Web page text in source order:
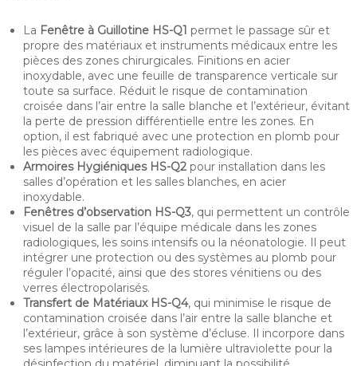
La Fenêtre à Guillotine HS-Q1 permet le passage sûr et
propre des matériaux et instruments médicaux entre les
pièces des zones chirurgicales. Finitions en acier
inoxydable, avec une feuille de transparence verticale sur
toute sa surface. Réduit le risque de contamination
croisée dans l’air entre la salle blanche et l’extérieur, évitant
la perte de pression différentielle entre les zones. En
option, il est fabriqué avec une protection en plomb pour
les pièces avec équipement radiologique.
Armoires Hygiéniques HS-Q2pour installation dans les
salles d’opération et les salles blanches, en acier
inoxydable.
Fenêtres d’observation HS-Q3, qui permettent un contrôle
visuel de la salle par l’équipe médicale dans les zones
radiologiques, les soins intensifs ou la néonatologie. Il peut
intégrer une protection ou des systèmes au plomb pour
réguler l’opacité, ainsi que des stores vénitiens ou des
verres électropolarisés.
Transfert de Matériaux HS-Q4, qui minimise le risque de
contamination croisée dans l’air entre la salle blanche et
l’extérieur, grâce à son système d’écluse. Il incorpore dans
ses lampes intérieures de la lumière ultraviolette pour la